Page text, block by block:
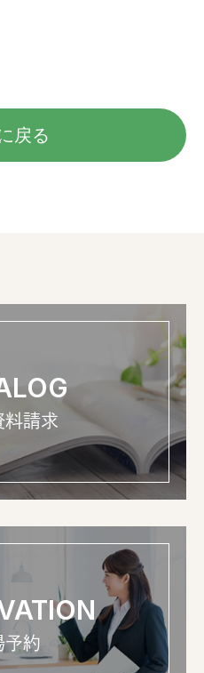
戻る
料請求
予約